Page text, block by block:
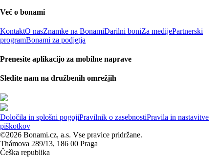
Več o bonami
KontaktO nasZnamke na BonamiDarilni boniZa medijePartnerski
programBonami za podjetja
Prenesite aplikacijo za mobilne naprave
Sledite nam na družbenih omrežjih
Določila in splošni pogojiPravilnik o zasebnostiPravila in nastavitve
piškotkov
©2026 Bonami.cz, a.s. Vse pravice pridržane.
Thámova 289/13, 186 00 Praga
Češka republika